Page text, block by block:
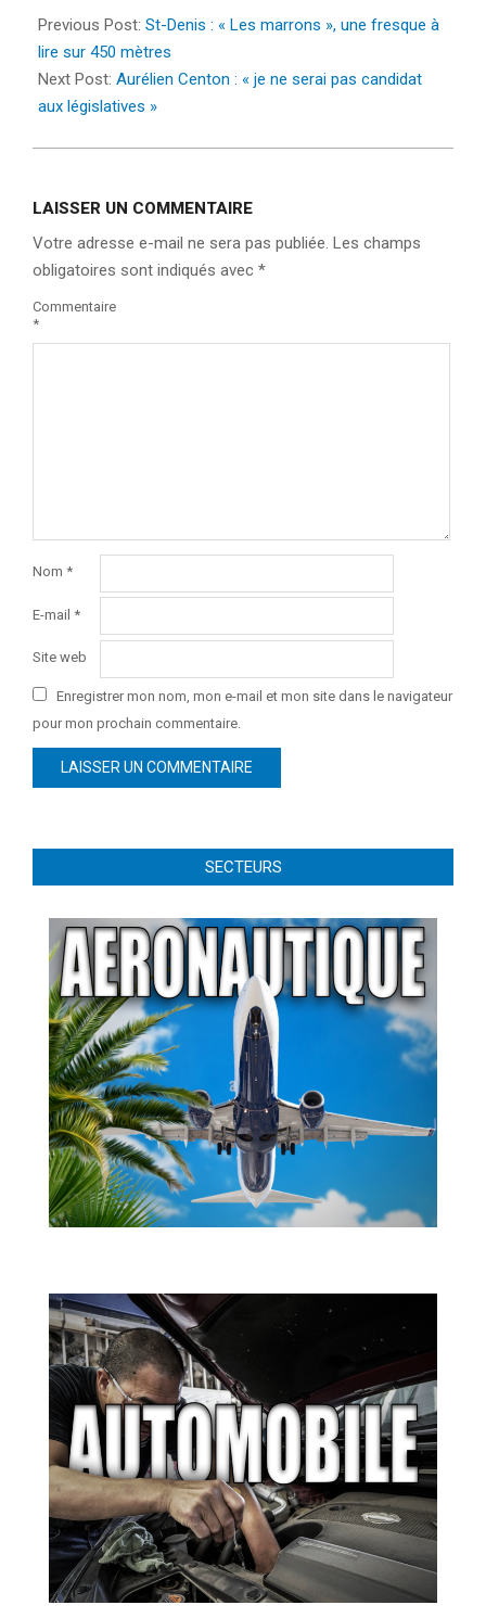
04-
20
Previous Post: St-Denis : « Les marrons », une fresque à
lire sur 450 mètres
Next Post: Aurélien Centon : « je ne serai pas candidat
aux législatives »
LAISSER UN COMMENTAIRE
Votre adresse e-mail ne sera pas publiée. Les champs
obligatoires sont indiqués avec *
Commentaire
*
Nom *
E-mail *
Site web
Enregistrer mon nom, mon e-mail et mon site dans le navigateur
pour mon prochain commentaire.
SECTEURS